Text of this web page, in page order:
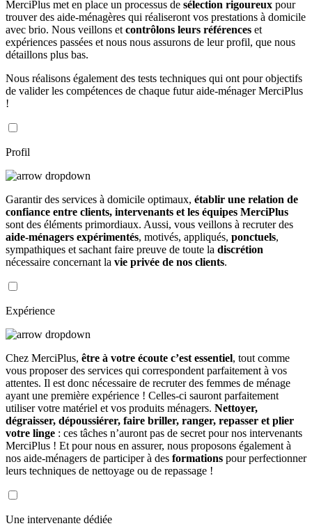
MerciPlus met en place un processus de sélection rigoureux pour
trouver des aide-ménagères qui réaliseront vos prestations à domicile
avec brio. Nous veillons et contrôlons leurs références et
expériences passées et nous nous assurons de leur profil, que nous
détaillons plus bas.
Nous réalisons également des tests techniques qui ont pour objectifs
de valider les compétences de chaque futur aide-ménager MerciPlus
!
Profil
Garantir des services à domicile optimaux, établir une relation de
confiance entre clients, intervenants et les équipes MerciPlus
sont des éléments primordiaux. Aussi, vous veillons à recruter des
aide-ménagers expérimentés, motivés, appliqués, ponctuels,
sympathiques et sachant faire preuve de toute la discrétion
nécessaire concernant la vie privée de nos clients.
Expérience
Chez MerciPlus, être à votre écoute c’est essentiel, tout comme
vous proposer des services qui correspondent parfaitement à vos
attentes. Il est donc nécessaire de recruter des femmes de ménage
ayant une première expérience ! Celles-ci sauront parfaitement
utiliser votre matériel et vos produits ménagers. Nettoyer,
dégraisser, dépoussiérer, faire briller, ranger, repasser et plier
votre linge : ces tâches n’auront pas de secret pour nos intervenants
MerciPlus ! Et pour nous en assurer, nous proposons également à
nos aide-ménagers de participer à des formations pour perfectionner
leurs techniques de nettoyage ou de repassage !
Une intervenante dédiée